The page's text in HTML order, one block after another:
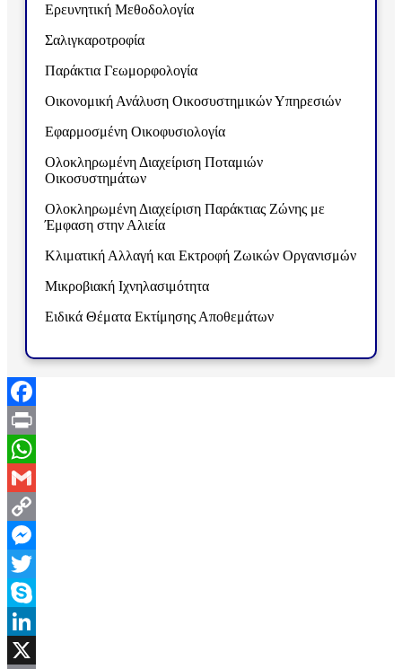
Ερευνητική Μεθοδολογία
Σαλιγκαροτροφία
Παράκτια Γεωμορφολογία
Οικονομική Ανάλυση Οικοσυστημικών Υπηρεσιών
Εφαρμοσμένη Οικοφυσιολογία
Ολοκληρωμένη Διαχείριση Ποταμιών
Οικοσυστημάτων
Ολοκληρωμένη Διαχείριση Παράκτιας Ζώνης με
Έμφαση στην Αλιεία
Κλιματική Αλλαγή και Εκτροφή Ζωικών Οργανισμών
Μικροβιακή Ιχνηλασιμότητα
Ειδικά Θέματα Εκτίμησης Αποθεμάτων
Facebook
Print
WhatsApp
Gmail
Copy
Link
Messenger
Twitter
Skype
LinkedIn